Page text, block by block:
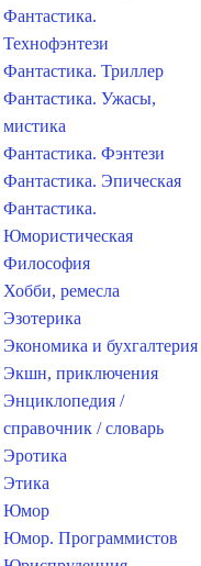
Фантастика.
Технофэнтези
Фантастика. Триллер
Фантастика. Ужасы,
мистика
Фантастика. Фэнтези
Фантастика. Эпическая
Фантастика.
Юмористическая
Философия
Хобби, ремесла
Эзотерика
Экономика и бухгалтерия
Экшн, приключения
Энциклопедия /
справочник / словарь
Эротика
Этика
Юмор
Юмор. Программистов